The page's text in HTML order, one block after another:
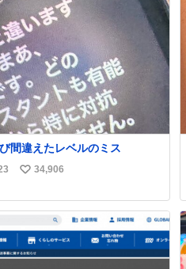
間違えたレベルのミス
い
ね
34,906